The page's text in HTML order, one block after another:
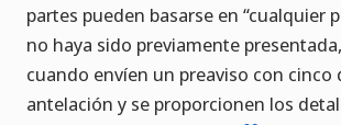
partes pueden basarse en “cualquier
no haya sido previamente
cuando envíen un preaviso con cinco
antelación y se proporcionen los